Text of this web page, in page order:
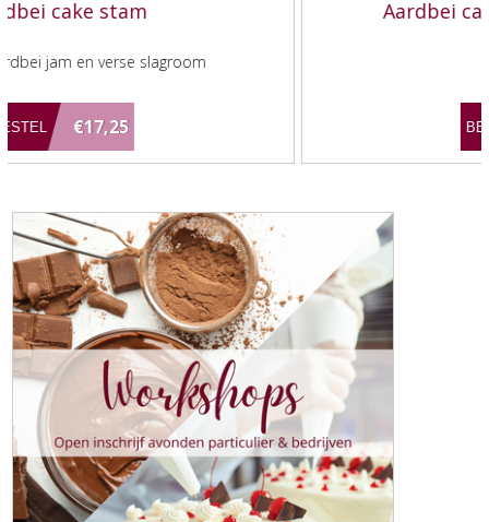
Aardbei cake taart 6-8 personen
6-8 personen